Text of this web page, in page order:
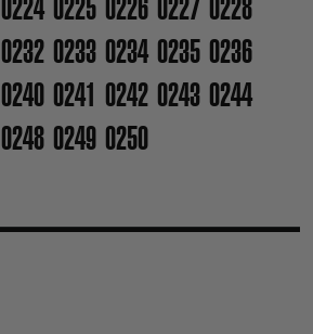
0224 0225 0226 0227 0228
0232 0233 0234 0235 0236
0240 0241 0242 0243 0244
0248 0249 0250